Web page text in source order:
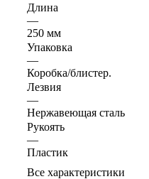
Длина
—
250 мм
Упаковка
—
Коробка/блистер.
Лезвия
—
Нержавеющая сталь
Рукоять
—
Пластик
Все характеристики